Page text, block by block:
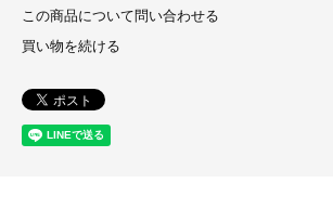
この商品について問い合わせる
買い物を続ける